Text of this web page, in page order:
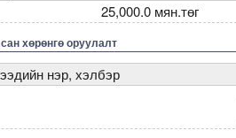
25,000.0 мян.төг
хөрөнгө оруулалт
нэр, хэлбэр